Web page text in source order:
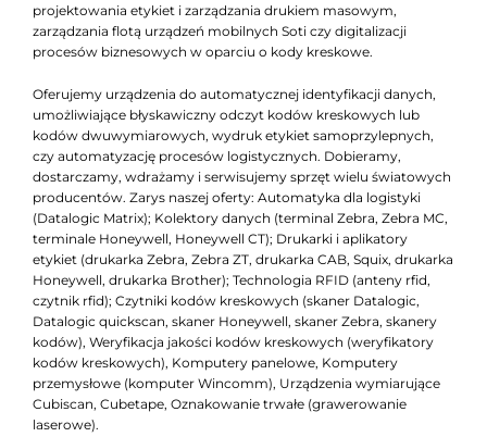
projektowania etykiet i zarządzania drukiem masowym,
zarządzania flotą urządzeń mobilnych Soti czy digitalizacji
procesów biznesowych w oparciu o kody kreskowe.
Oferujemy urządzenia do automatycznej identyfikacji danych,
umożliwiające błyskawiczny odczyt kodów kreskowych lub
kodów dwuwymiarowych, wydruk etykiet samoprzylepnych,
czy automatyzację procesów logistycznych. Dobieramy,
dostarczamy, wdrażamy i serwisujemy sprzęt wielu światowych
producentów. Zarys naszej oferty: Automatyka dla logistyki
(Datalogic Matrix); Kolektory danych (terminal Zebra, Zebra MC,
terminale Honeywell, Honeywell CT); Drukarki i aplikatory
etykiet (drukarka Zebra, Zebra ZT, drukarka CAB, Squix, drukarka
Honeywell, drukarka Brother); Technologia RFID (anteny rfid,
czytnik rfid); Czytniki kodów kreskowych (skaner Datalogic,
Datalogic quickscan, skaner Honeywell, skaner Zebra, skanery
kodów), Weryfikacja jakości kodów kreskowych (weryfikatory
kodów kreskowych), Komputery panelowe, Komputery
przemysłowe (komputer Wincomm), Urządzenia wymiarujące
Cubiscan, Cubetape, Oznakowanie trwałe (grawerowanie
laserowe).